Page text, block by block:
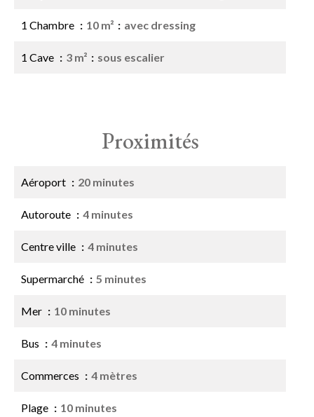
1 Chambre 10 m² avec dressing
1 Cave 3 m² sous escalier
Proximités
Aéroport 20 minutes
Autoroute 4 minutes
Centre ville 4 minutes
Supermarché 5 minutes
Mer 10 minutes
Bus 4 minutes
Commerces 4 mètres
Plage 10 minutes